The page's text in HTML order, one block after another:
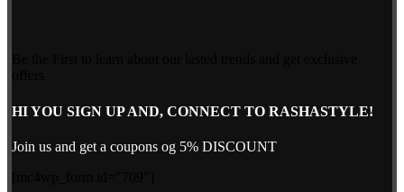
HI YOU SIGN UP AND, CONNECT TO RASHASTYLE!
Join us and get a coupons og 5% DISCOUNT